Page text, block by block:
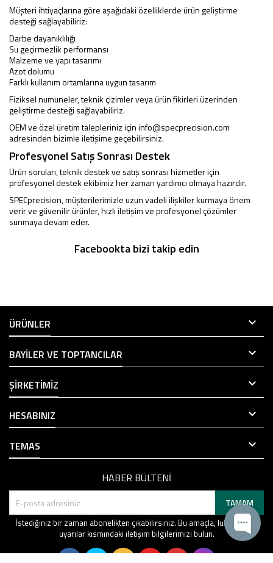
Müşteri ihtiyaçlarına göre aşağıdaki özelliklerde ürün geliştirme
desteği sağlayabiliriz:
Darbe dayanıklılığı
Su geçirmezlik performansı
Malzeme ve yapı tasarımı
Azot dolumu
Farklı kullanım ortamlarına uygun tasarım
Fiziksel numuneler, teknik çizimler veya ürün fikirleri üzerinden
geliştirme desteği sağlayabiliriz.
OEM ve özel üretim talepleriniz içininfo@specprecision.com
adresinden bizimle iletişime geçebilirsiniz.
Profesyonel Satış Sonrası Destek
Ürün soruları, teknik destek ve satış sonrası hizmetler için
profesyonel destek ekibimiz her zaman yardımcı olmaya hazırdır.
SPECprecision, müşterilerimizle uzun vadeli ilişkiler kurmaya önem
verir ve güvenilir ürünler, hızlı iletişim ve profesyonel çözümler
sunmaya devam eder.
Facebookta bizi takip edin
ÜRÜNLER 
BAYILER VE TOPTANCILAR 
ŞIRKETIMIZ 
HESABINIZ 
TEMAS 
HABER BÜLTENI
İstediğiniz bir zaman abonelikten çıkabilirsiniz. Bu amaçla, lütfen yasal
uyarılar kısmındaki iletişim bilgilerimizi bulun.